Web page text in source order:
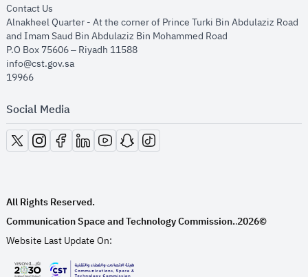
Contact Us
Alnakheel Quarter - At the corner of Prince Turki Bin Abdulaziz Road
and Imam Saud Bin Abdulaziz Bin Mohammed Road​
P.O Box 75606 – Riyadh 11588
info@cst.gov.sa
19966
Social Media
opens in new window
opens in new window
opens in new window
opens in new window
opens in new window
opens in new window
opens in new window
All Rights Reserved.
Communication Space and Technology Commission..2026©
Website Last Update On: